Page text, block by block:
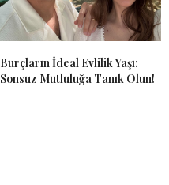
Burçların İdeal Evlilik Yaşı:
Sonsuz Mutluluğa Tanık Olun!